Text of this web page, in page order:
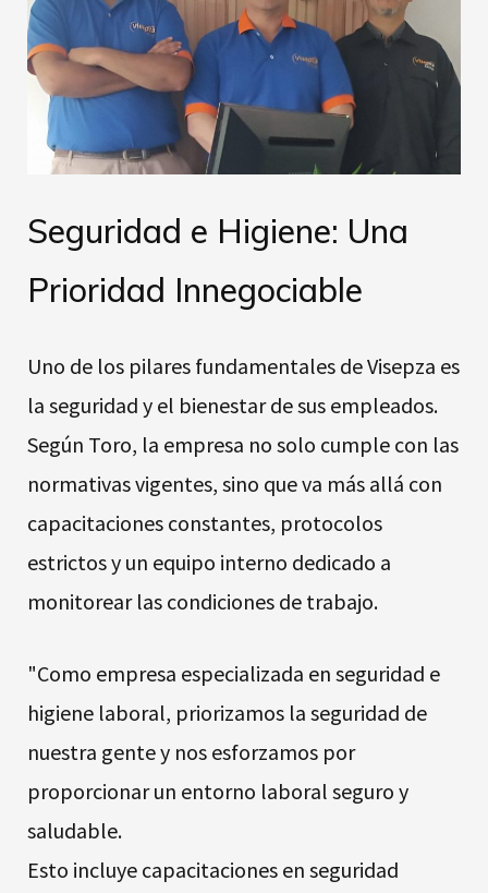
Seguridad e Higiene: Una
Prioridad Innegociable
Uno de los pilares fundamentales de Visepza es
la seguridad y el bienestar de sus empleados.
Según Toro, la empresa no solo cumple con las
normativas vigentes, sino que va más allá con
capacitaciones constantes, protocolos
estrictos y un equipo interno dedicado a
monitorear las condiciones de trabajo.
"Como empresa especializada en seguridad e
higiene laboral, priorizamos la seguridad de
nuestra gente y nos esforzamos por
proporcionar un entorno laboral seguro y
saludable.
Esto incluye capacitaciones en seguridad